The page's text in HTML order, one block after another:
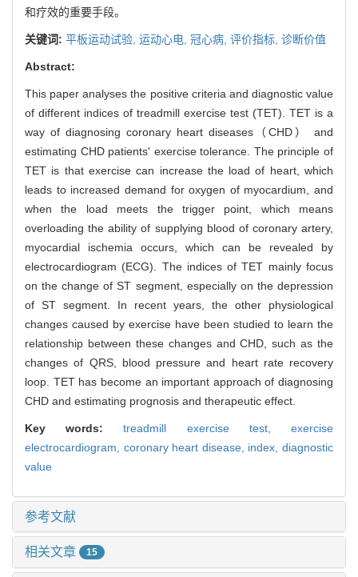
和疗效的重要手段。
关键词: 平板运动试验, 运动心电, 冠心病, 评价指标, 诊断价值
Abstract:
This paper analyses the positive criteria and diagnostic value
of different indices of treadmill exercise test (TET). TET is a
way of diagnosing coronary heart diseases（CHD） and
estimating CHD patients' exercise tolerance. The principle of
TET is that exercise can increase the load of heart, which
leads to increased demand for oxygen of myocardium, and
when the load meets the trigger point, which means
overloading the ability of supplying blood of coronary artery,
myocardial ischemia occurs, which can be revealed by
electrocardiogram (ECG). The indices of TET mainly focus
on the change of ST segment, especially on the depression
of ST segment. In recent years, the other physiological
changes caused by exercise have been studied to learn the
relationship between these changes and CHD, such as the
changes of QRS, blood pressure and heart rate recovery
loop. TET has become an important approach of diagnosing
CHD and estimating prognosis and therapeutic effect.
Key words:treadmill exercise test,exercise
electrocardiogram, coronary heart disease, index,diagnostic
value
参考文献
相关文章 15